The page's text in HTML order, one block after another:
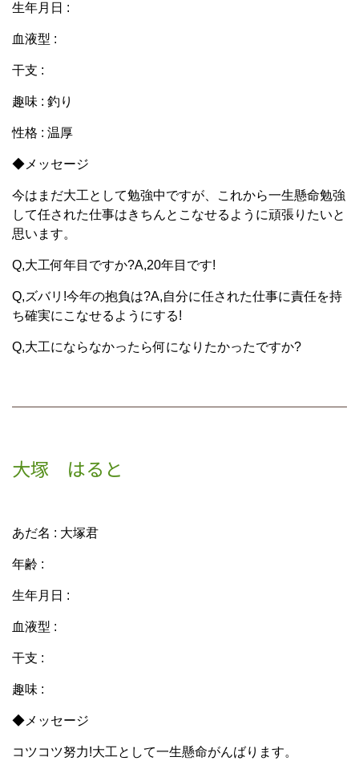
生年月日 :
血液型 :
干支 :
趣味 : 釣り
性格 : 温厚
◆メッセージ
今はまだ大工として勉強中ですが、これから一生懸命勉強
して任された仕事はきちんとこなせるように頑張りたいと
思います。
Q,大工何年目ですか?A,20年目です!
Q,ズバリ!今年の抱負は?A,自分に任された仕事に責任を持
ち確実にこなせるようにする!
Q,大工にならなかったら何になりたかったですか?
大塚 はると
あだ名 : 大塚君
年齢 :
生年月日 :
血液型 :
干支 :
趣味 :
◆メッセージ
コツコツ努力!大工として一生懸命がんばります。